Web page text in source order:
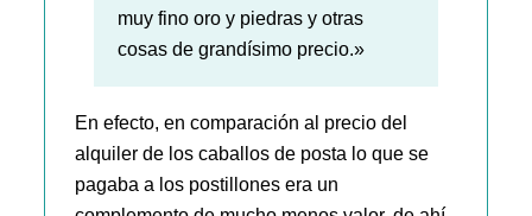
muy fino oro y piedras y otras
cosas de grandísimo precio.»
En efecto, en comparación al precio del
alquiler de los caballos de posta lo que se
pagaba a los postillones era un